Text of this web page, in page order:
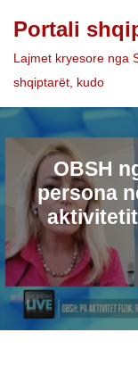
Skip
to
Portali
Lajmet kryesore nga
shqiptarët, kudo
OBSH
persona